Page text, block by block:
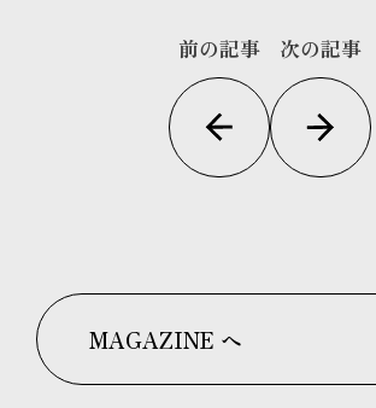
前の記事 次の記事
MAGAZINE へ